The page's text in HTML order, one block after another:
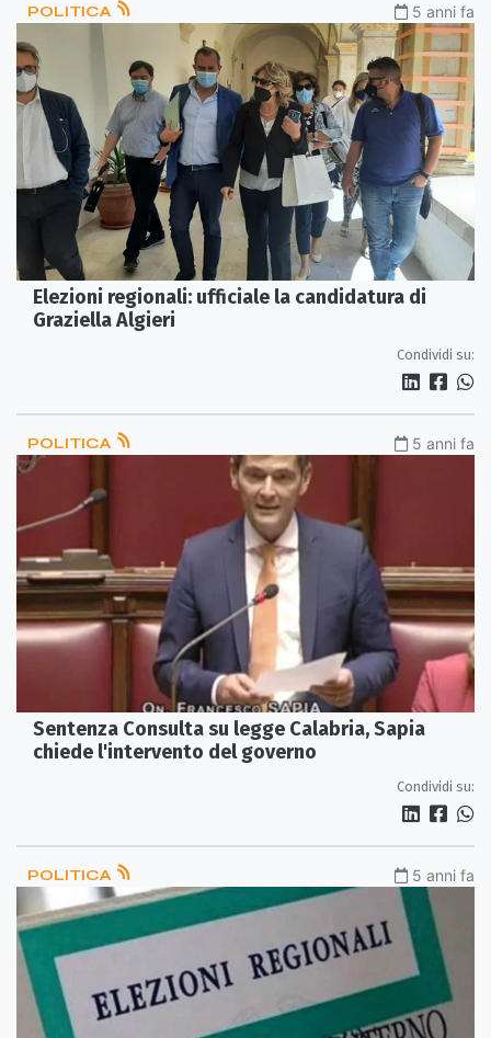
POLITICA 5 anni fa
Elezioni regionali: ufficiale la candidatura di
Graziella Algieri
Condividi su:
POLITICA 5 anni fa
Sentenza Consulta su legge Calabria, Sapia
chiede l'intervento del governo
Condividi su:
POLITICA 5 anni fa